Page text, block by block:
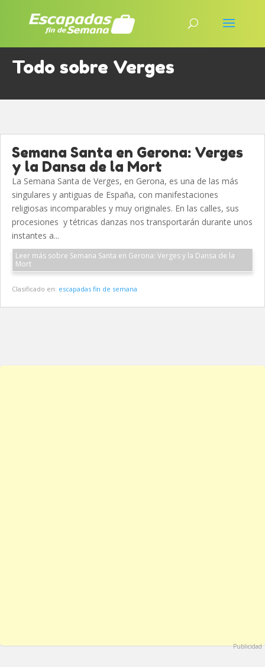
Todo sobre Verges
Semana Santa en Gerona: Verges
y la Dansa de la Mort
La Semana Santa de Verges, en Gerona, es una de las más
singulares y antiguas de España, con manifestaciones
religiosas incomparables y muy originales. En las calles, sus
procesiones y tétricas danzas nos transportarán durante unos
instantes a...
Leer más sobre Semana Santa en Gerona: Verges y la Dansa de la
Mort
Clasificado en: escapadas fin de semana
Publicidad